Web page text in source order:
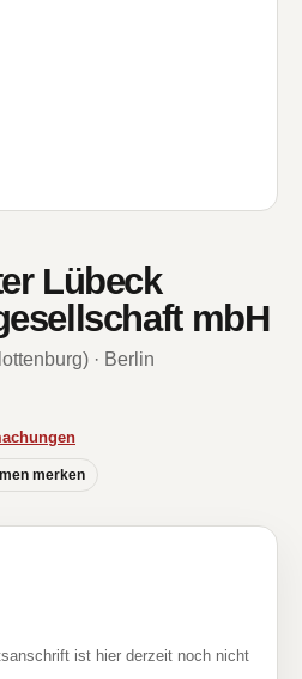
Lübeck
mbH
· Berlin
merken
ist hier derzeit noch nicht